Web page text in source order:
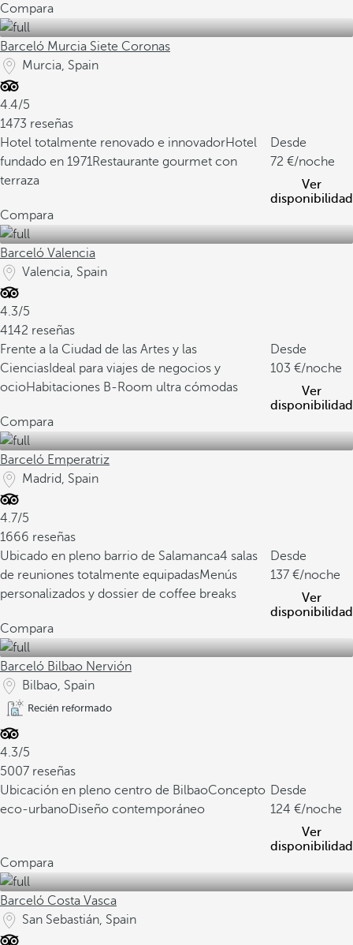
Compara
Barceló Murcia Siete Coronas
Murcia, Spain
4.4/5
1473 reseñas
Hotel totalmente renovado e innovadorHotel
fundado en 1971Restaurante gourmet con
terraza
Desde
72
/noche
Ver
disponibilidad
Compara
Barceló Valencia
Valencia, Spain
4.3/5
4142 reseñas
Frente a la Ciudad de las Artes y las
Ciencias Ideal para viajes de negocios y
ocioHabitaciones B-Room ultra cómodas
Desde
103
/noche
Ver
disponibilidad
Compara
Barceló Emperatriz
Madrid, Spain
4.7/5
1666 reseñas
Ubicado en pleno barrio de Salamanca4 salas
de reuniones totalmente equipadasMenús
personalizados y dossier de coffee breaks
Desde
137
/noche
Ver
disponibilidad
Compara
Barceló Bilbao Nervión
Bilbao, Spain
Recién reformado
4.3/5
5007 reseñas
Ubicación en pleno centro de BilbaoConcepto
eco-urbanoDiseño contemporáneo
Desde
124
/noche
Ver
disponibilidad
Compara
Barceló Costa Vasca
San Sebastián, Spain